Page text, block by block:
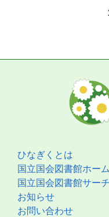
ひなぎくとは
国立国会図書館ホー
国立国会図書館サーチ
お知らせ
お問い合わせ